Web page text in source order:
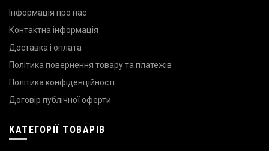
Інформація про нас
Контактна інформація
Доставка і оплата
Політика повернення товару та платежів
Політика конфіденційності
Договір публічної оферти
КАТЕГОРІЇ ТОВАРІВ